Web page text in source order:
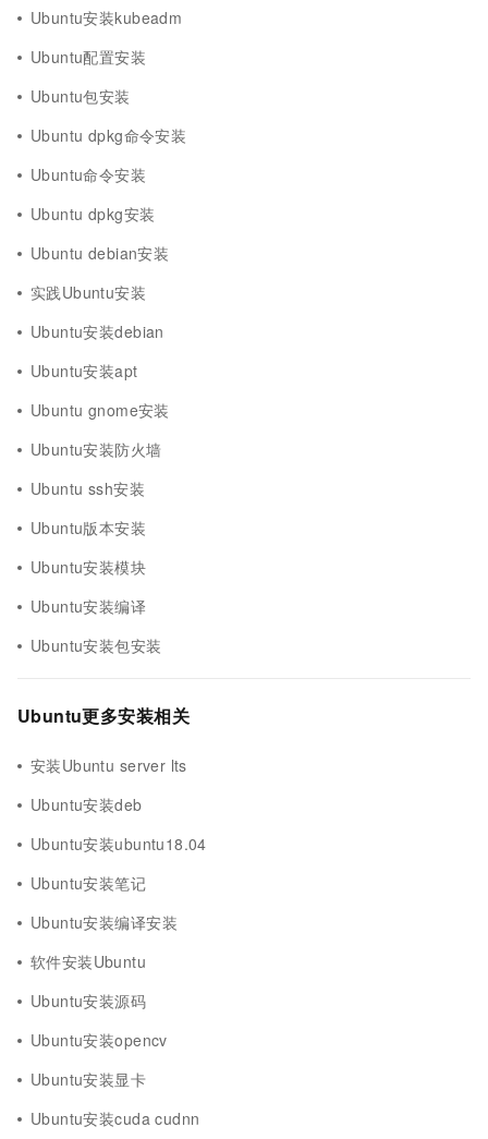
Ubuntu安装kubeadm
Ubuntu配置安装
Ubuntu包安装
Ubuntu dpkg命令安装
Ubuntu命令安装
Ubuntu dpkg安装
Ubuntu debian安装
实践Ubuntu安装
Ubuntu安装debian
Ubuntu安装apt
Ubuntu gnome安装
Ubuntu安装防火墙
Ubuntu ssh安装
Ubuntu版本安装
Ubuntu安装模块
Ubuntu安装编译
Ubuntu安装包安装
Ubuntu更多安装相关
安装Ubuntu server lts
Ubuntu安装deb
Ubuntu安装ubuntu18.04
Ubuntu安装笔记
Ubuntu安装编译安装
软件安装Ubuntu
Ubuntu安装源码
Ubuntu安装opencv
Ubuntu安装显卡
Ubuntu安装cuda cudnn